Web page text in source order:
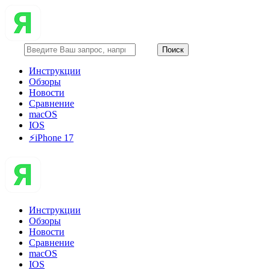
Инструкции
Обзоры
Новости
Сравнение
macOS
IOS
⚡️iPhone 17
Инструкции
Обзоры
Новости
Сравнение
macOS
IOS